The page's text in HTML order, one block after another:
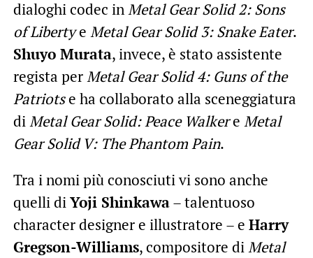
dialoghi codec inMetal Gear Solid 2: Sons
of Libertye Metal Gear Solid 3: Snake Eater.
Shuyo Murata, invece, è stato assistente
regista perMetal Gear Solid 4: Guns of the
Patriotse ha collaborato alla sceneggiatura
diMetal Gear Solid: Peace Walkere Metal
Gear Solid V: The Phantom Pain.
Tra i nomi più conosciuti vi sono anche
quelli diYoji Shinkawa– talentuoso
character designer e illustratore – e Harry
Gregson-Williams, compositore diMetal